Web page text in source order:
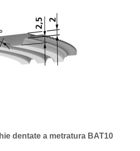
dentate a metratura BAT10